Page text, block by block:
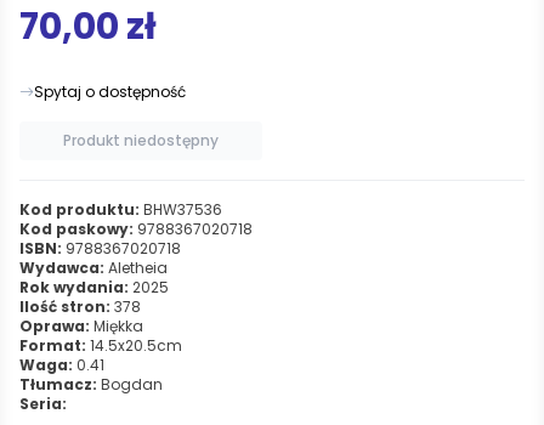
70,00 zł
Spytaj o dostępność
Produkt niedostępny
Kod produktu: BHW37536
Kod paskowy: 9788367020718
ISBN: 9788367020718
Wydawca: Aletheia
Rok wydania: 2025
Ilość stron: 378
Oprawa: Miękka
Format: 14.5x20.5cm
Waga: 0.41
Tłumacz: Bogdan
Seria: